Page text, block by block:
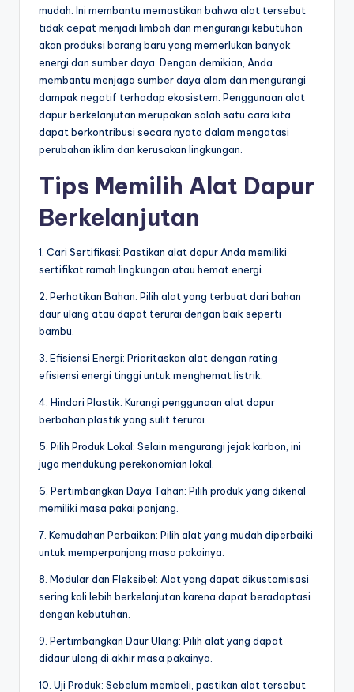
mudah. Ini membantu memastikan bahwa alat tersebut
tidak cepat menjadi limbah dan mengurangi kebutuhan
akan produksi barang baru yang memerlukan banyak
energi dan sumber daya. Dengan demikian, Anda
membantu menjaga sumber daya alam dan mengurangi
dampak negatif terhadap ekosistem. Penggunaan alat
dapur berkelanjutan merupakan salah satu cara kita
dapat berkontribusi secara nyata dalam mengatasi
perubahan iklim dan kerusakan lingkungan.
Tips Memilih Alat Dapur
Berkelanjutan
1. Cari Sertifikasi: Pastikan alat dapur Anda memiliki
sertifikat ramah lingkungan atau hemat energi.
2. Perhatikan Bahan: Pilih alat yang terbuat dari bahan
daur ulang atau dapat terurai dengan baik seperti
bambu.
3. Efisiensi Energi: Prioritaskan alat dengan rating
efisiensi energi tinggi untuk menghemat listrik.
4. Hindari Plastik: Kurangi penggunaan alat dapur
berbahan plastik yang sulit terurai.
5. Pilih Produk Lokal: Selain mengurangi jejak karbon, ini
juga mendukung perekonomian lokal.
6. Pertimbangkan Daya Tahan: Pilih produk yang dikenal
memiliki masa pakai panjang.
7. Kemudahan Perbaikan: Pilih alat yang mudah diperbaiki
untuk memperpanjang masa pakainya.
8. Modular dan Fleksibel: Alat yang dapat dikustomisasi
sering kali lebih berkelanjutan karena dapat beradaptasi
dengan kebutuhan.
9. Pertimbangkan Daur Ulang: Pilih alat yang dapat
didaur ulang di akhir masa pakainya.
10. Uji Produk: Sebelum membeli, pastikan alat tersebut